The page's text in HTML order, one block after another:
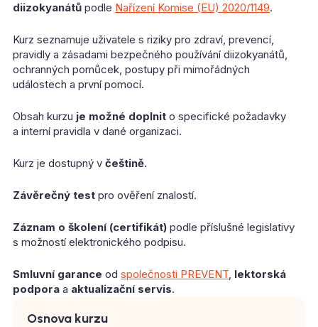
diizokyanátů podle Nařízení Komise (EU) 2020/1149.
Kurz seznamuje uživatele s riziky pro zdraví, prevencí,
pravidly a zásadami bezpečného používání diizokyanátů,
ochranných pomůcek, postupy při mimořádných
událostech a první pomocí.
Obsah kurzu je možné doplnit o specifické požadavky
a interní pravidla v dané organizaci.
Kurz je dostupný v češtině.
Závěrečný test pro ověření znalostí.
Záznam o školení (certifikát) podle příslušné legislativy
s možností elektronického podpisu.
Smluvní garance od společnosti PREVENT, lektorská
podpora a aktualizační servis.
Osnova kurzu